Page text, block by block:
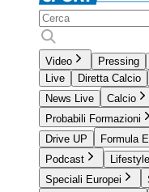
Video Pressing
Live
Diretta Calcio
News Live
Calcio
Probabili Formazioni
Drive UP
Formula E
Podcast
Lifestyle
Speciali Europei